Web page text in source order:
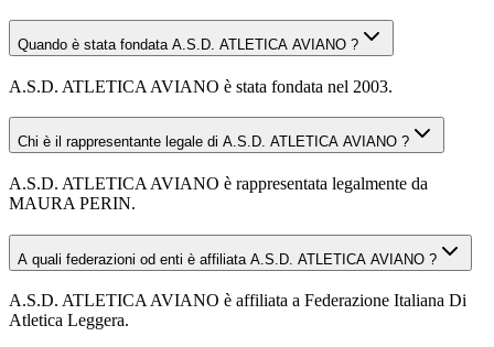
Quando è stata fondata A.S.D. ATLETICA AVIANO ?
A.S.D. ATLETICA AVIANO è stata fondata nel 2003.
Chi è il rappresentante legale di A.S.D. ATLETICA AVIANO ?
A.S.D. ATLETICA AVIANO è rappresentata legalmente da
MAURA PERIN.
A quali federazioni od enti è affiliata A.S.D. ATLETICA AVIANO ?
A.S.D. ATLETICA AVIANO è affiliata a Federazione Italiana Di
Atletica Leggera.